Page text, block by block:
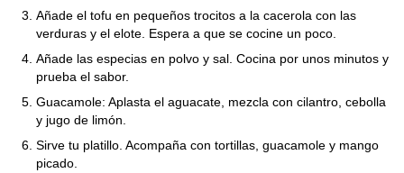
Añade el tofu en pequeños trocitos a la cacerola con las
verduras y el elote. Espera a que se cocine un poco.
Añade las especias en polvo y sal. Cocina por unos minutos y
prueba el sabor.
Guacamole: Aplasta el aguacate, mezcla con cilantro, cebolla
y jugo de limón.
Sirve tu platillo. Acompaña con tortillas, guacamole y mango
picado.